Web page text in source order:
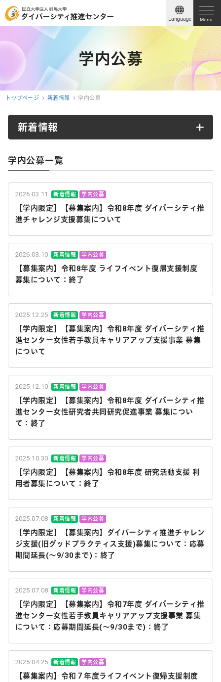
Menu
Language
学内公募
トップページ 新着情報 学内公募
新着情報
学内公募一覧
2026.03.11 新着情報 学内公募
［学内限定］【募集案内】令和8年度 ダイバーシティ推
進チャレンジ支援募集について
2026.03.10 新着情報 学内公募
【募集案内】令和8年度 ライフイベント復帰支援制度
募集について：終了
2025.12.25 新着情報 学内公募
［学内限定］【募集案内】令和8年度 ダイバーシティ推
進センター女性若手教員キャリアアップ支援事業 募集
について
2025.12.10 新着情報 学内公募
［学内限定］【募集案内】令和8年度 ダイバーシティ推
進センター女性研究者共同研究促進事業 募集につい
て：終了
2025.10.30 新着情報 学内公募
［学内限定］【募集案内】令和8年度 研究活動支援 利
用者募集について：終了
2025.07.08 新着情報 学内公募
［学内限定］【募集案内】ダイバーシティ推進チャレン
ジ支援(旧グッドプラクティス支援)募集について：応募
期間延長(～9/30まで)：終了
2025.07.08 新着情報 学内公募
［学内限定］【募集案内】令和7年度 ダイバーシティ推
進センター女性若手教員キャリアアップ支援事業 募集
について：応募期間延長(～9/30まで)：終了
2025.04.25 新着情報 学内公募
【募集案内】令和７年度ライフイベント復帰支援制度